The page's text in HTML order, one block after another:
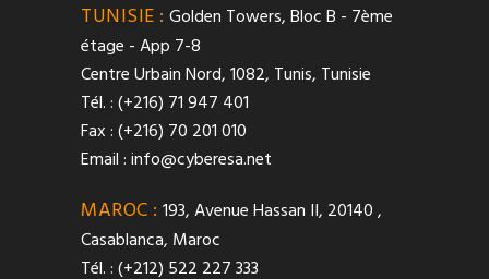
TUNISIE : Golden Towers, Bloc B - 7ème
étage - App 7-8
Centre Urbain Nord, 1082, Tunis, Tunisie
Tél. : (+216) 71 947 401
Fax : (+216) 70 201 010
Email :info@cyberesa.net
MAROC : 193, Avenue Hassan II, 20140 ,
Casablanca, Maroc
Tél. : (+212) 522 227 333